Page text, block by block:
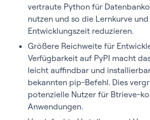
vertraute Python für
nutzen und so die Lernkurve und
Entwicklungszeit reduzieren.
Größere Reichweite für
Verfügbarkeit auf PyPI macht
leicht auffindbar und
bekannten pip-Befehl. Dies
potenzielle Nutzer für Btrieve-
Anwendungen.